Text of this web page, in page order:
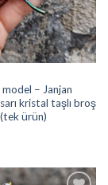
– Janjan
kristal taşlı broş
ürün)